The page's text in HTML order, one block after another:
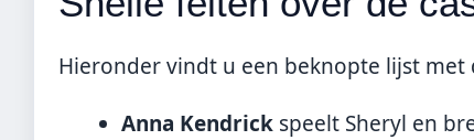
Hieronder vindt u een beknopte lijst
Anna Kendrick speelt Sheryl en